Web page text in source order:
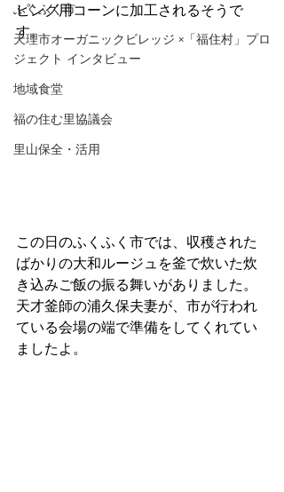
ふくふく市
天理市オーガニックビレッジ ×「福住村」プロ
ジェクト インタビュー
地域食堂
福の住む里協議会
里山保全・活用
ピング用コーンに加工されるそうで
す。
この日のふくふく市では、収穫された
ばかりの大和ルージュを釜で炊いた炊
き込みご飯の振る舞いがありました。
天才釜師の浦久保夫妻が、市が行われ
ている会場の端で準備をしてくれてい
ましたよ。